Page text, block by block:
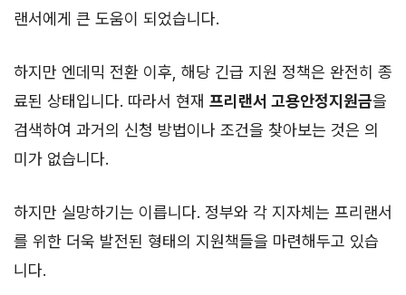
랜서에게 큰 도움이 되었습니다.
하지만 엔데믹 전환 이후, 해당 긴급 지원 정책은 완전히 종
료된 상태입니다. 따라서 현재 프리랜서 고용안정지원금을
검색하여 과거의 신청 방법이나 조건을 찾아보는 것은 의
미가 없습니다.
하지만 실망하기는 이릅니다. 정부와 각 지자체는 프리랜서
를 위한 더욱 발전된 형태의 지원책들을 마련해두고 있습
니다.